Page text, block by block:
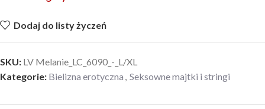
Dodaj do listy życzeń
SKU: LV Melanie_LC_6090_-_L/XL
Kategorie: Bielizna erotyczna , Seksowne majtki i stringi